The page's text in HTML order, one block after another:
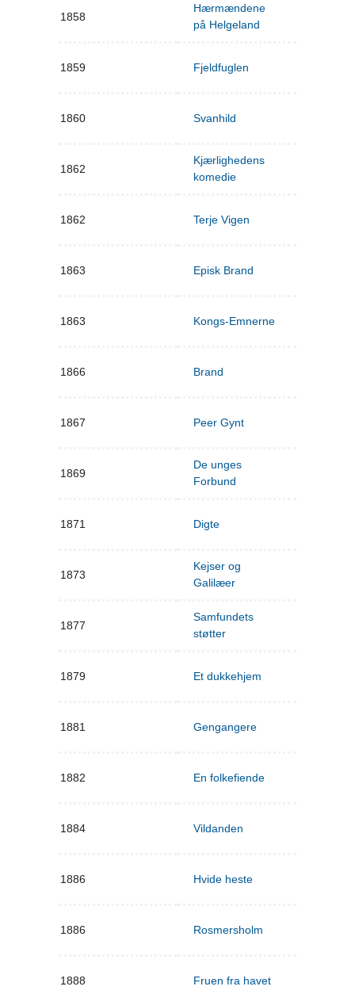
1858
Hærmændene
på Helgeland
1859 Fjeldfuglen
1860 Svanhild
1862
Kjærlighedens
komedie
1862 Terje Vigen
1863 Episk Brand
1863 Kongs-Emnerne
1866 Brand
1867 Peer Gynt
1869
De unges
Forbund
1871 Digte
1873
Kejser og
Galilæer
1877
Samfundets
støtter
1879 Et dukkehjem
1881 Gengangere
1882 En folkefiende
1884 Vildanden
1886 Hvide heste
1886 Rosmersholm
1888 Fruen fra havet